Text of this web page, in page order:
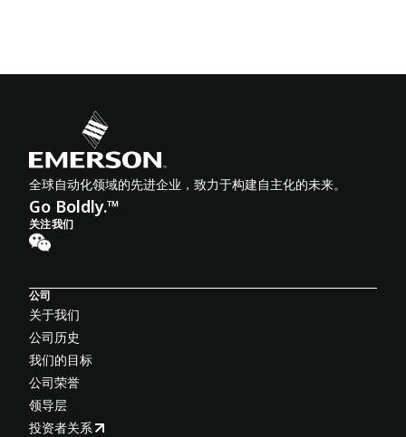
全球自动化领域的先进企业，致力于构建自主化的未来。
Go Boldly.™
关注我们
公司
关于我们
公司历史
我们的目标
公司荣誉
领导层
投资者关系